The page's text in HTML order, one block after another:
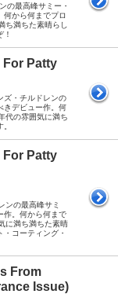
の最高峰サミー・
何から何までプロ
ち満ちた素晴らし
For Patty
ズ・チルドレンの
きデビュー作。何
代の雰囲気に満ち
For Patty
ンの最高峰サミ
作。何から何まで
に満ち満ちた素晴
コーティング・
From
Issue)